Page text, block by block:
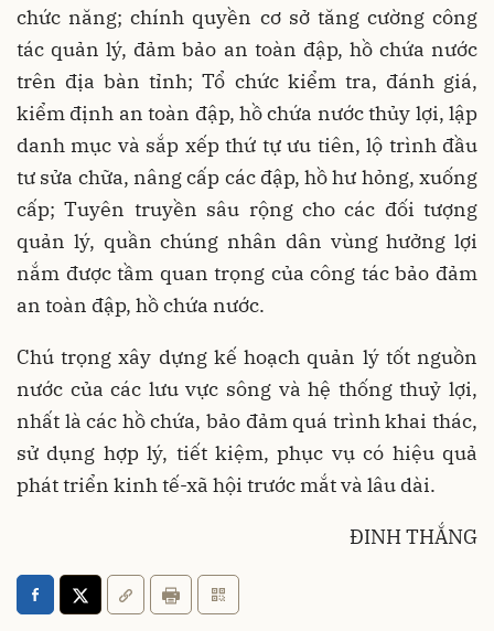
chức năng; chính quyền cơ sở tăng cường công
tác quản lý, đảm bảo an toàn đập, hồ chứa nước
trên địa bàn tỉnh; Tổ chức kiểm tra, đánh giá,
kiểm định an toàn đập, hồ chứa nước thủy lợi, lập
danh mục và sắp xếp thứ tự ưu tiên, lộ trình đầu
tư sửa chữa, nâng cấp các đập, hồ hư hỏng, xuống
cấp; Tuyên truyền sâu rộng cho các đối tượng
quản lý, quần chúng nhân dân vùng hưởng lợi
nắm được tầm quan trọng của công tác bảo đảm
an toàn đập, hồ chứa nước.
Chú trọng xây dựng kế hoạch quản lý tốt nguồn
nước của các lưu vực sông và hệ thống thuỷ lợi,
nhất là các hồ chứa, bảo đảm quá trình khai thác,
sử dụng hợp lý, tiết kiệm, phục vụ có hiệu quả
phát triển kinh tế-xã hội trước mắt và lâu dài.
ĐINH THẮNG